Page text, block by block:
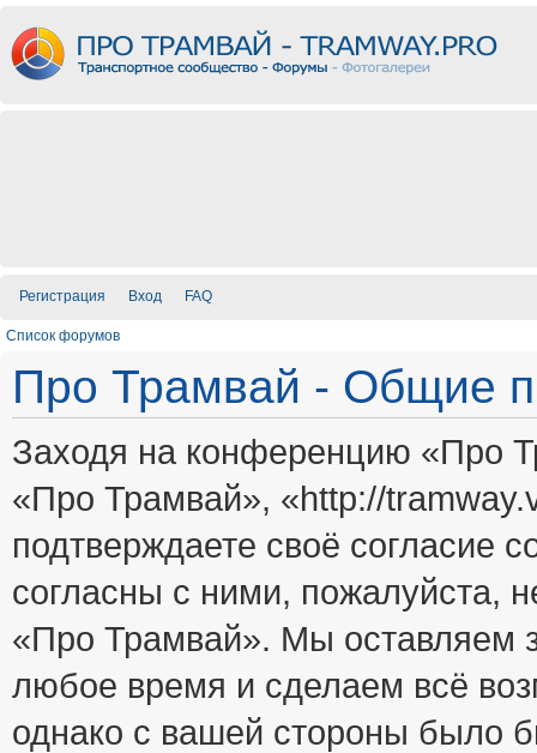
Регистрация Вход FAQ
Список форумов
Про Трамвай - Общие
Заходя на конференцию «Про
«Про Трамвай», «http://
подтверждаете своё
согласны с ними, пожалуйста,
«Про Трамвай». Мы оставляем
любое время и сделаем всё
однако с вашей стороны было